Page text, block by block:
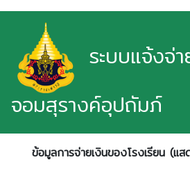
ระบบแจ้งจ่า
จอมสุรางค์อุปถัมภ์
ข้อมูลการจ่ายเงินของโรงเรียน (แ